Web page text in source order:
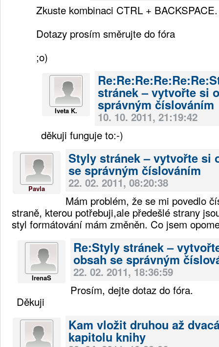
Zkuste kombinaci CTRL + BACKSPACE.
Dotazy prosím směrujte do fóra
;o)
Iveta K.
stránek – vytvořte si
správným číslováním
10. 10. 2011, 21:19:42
děkuji funguje to:-)
Pavla
Styly stránek – vytvořte si
se správným číslováním
22. 02. 2011, 08:20:38
Mám problém, že se mi povedlo
straně, kterou potřebuji,ale předešlé strany
styl formátování mám změněn. Co jsem
IrenaS
Re:Styly stránek –
obsah se správným
22. 02. 2011, 18:36:59
Prosím, dejte dotaz do fóra.
Děkuji
Kam vložit druhou až
kapitolu knihy